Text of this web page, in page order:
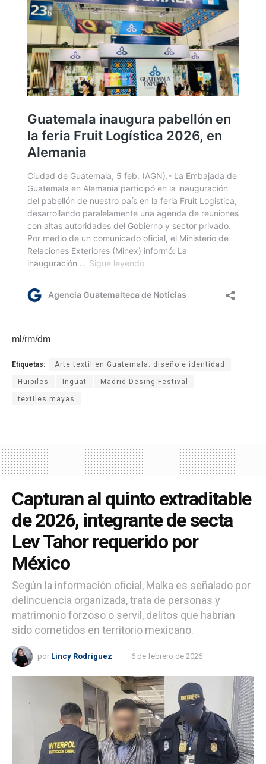
ml/rm/dm
Etiquetas: Arte textil en Guatemala: diseño e identidad
Huipiles Inguat Madrid Desing Festival
textiles mayas
Capturan al quinto extraditable
de 2026, integrante de secta
Lev Tahor requerido por
México
Según la información oficial, Malka es señalado por
delincuencia organizada, trata de personas y
matrimonio forzoso o servil, delitos que habrían
sido cometidos en territorio mexicano.
por Lincy Rodríguez 6 de febrero de 2026